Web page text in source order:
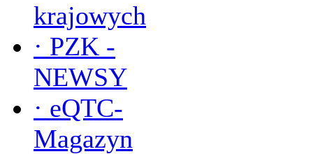
krajowych
· PZK -
NEWSY
· eQTC-
Magazyn